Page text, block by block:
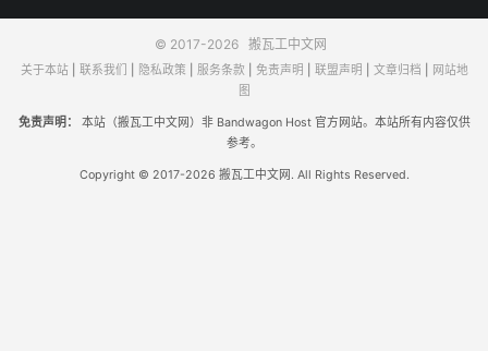
© 2017-2026 搬瓦工中文网
关于本站| 联系我们 隐私政策 服务条款 免责声明 联盟声明 文章归档
网站地
图
免责声明：
本站（搬瓦工中文网）非 Bandwagon Host 官方网站。本站所有内容仅供
参考。
Copyright © 2017-2026 搬瓦工中文网. All Rights Reserved.